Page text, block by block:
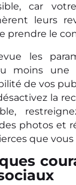
car
leurs
prendre le
les
moins une
de vos
la
photos et
que vous